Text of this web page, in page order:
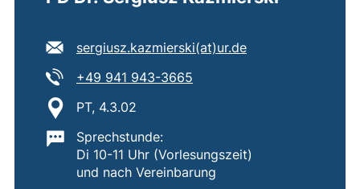
E-Mail Adresse:
sergiusz.kazmierski​(at)​ur.de
Tel:
+49 941 943-3665
Standort:
PT, 4.3.02
Wichtige Informationen:
Sprechstunde:
Di 10-11 Uhr (Vorlesungszeit)
und nach Vereinbarung